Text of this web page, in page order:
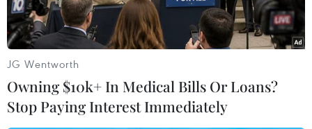
TIN LIÊN QUAN
JG Wentworth
Owning $10k+ In Medical Bills Or Loans?
Stop Paying Interest Immediately